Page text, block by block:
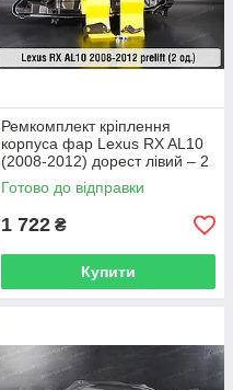
Ремкомплект кріплення
корпуса фар Lexus RX AL10
(2008-2012) дорест лівий – 2
од.
Готово до відправки
1 722 ₴
Купити